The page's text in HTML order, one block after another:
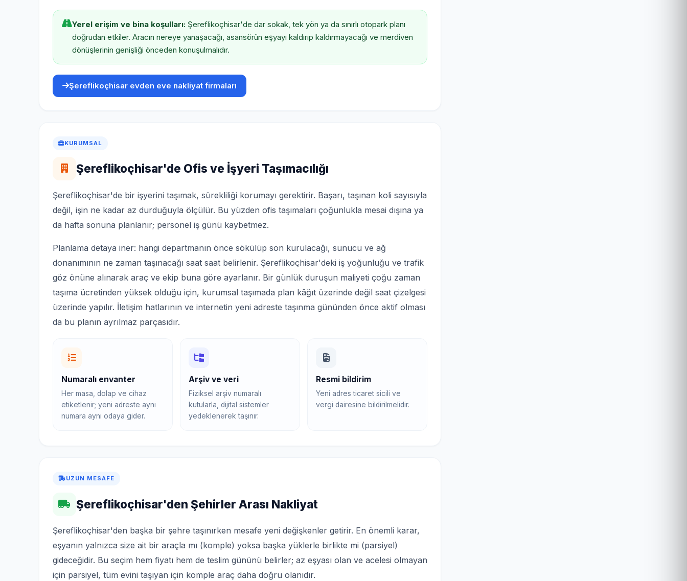
Yerel erişim ve bina koşulları: Şereflikoçhisar'de dar sokak, tek yön ya da sınırlı otopark planı
doğrudan etkiler. Aracın nereye yanaşacağı, asansörün eşyayı kaldırıp kaldırmayacağı ve merdiven
dönüşlerinin genişliği önceden konuşulmalıdır.
Şereflikoçhisar evden eve nakliyat firmaları
KURUMSAL
Şereflikoçhisar'de Ofis ve İşyeri Taşımacılığı
Şereflikoçhisar'de bir işyerini taşımak, sürekliliği korumayı gerektirir. Başarı, taşınan koli sayısıyla
değil, işin ne kadar az durduğuyla ölçülür. Bu yüzden ofis taşımaları çoğunlukla mesai dışına ya
da hafta sonuna planlanır; personel iş günü kaybetmez.
Planlama detaya iner: hangi departmanın önce sökülüp son kurulacağı, sunucu ve ağ
donanımının ne zaman taşınacağı saat saat belirlenir. Şereflikoçhisar'deki iş yoğunluğu ve trafik
göz önüne alınarak araç ve ekip buna göre ayarlanır. Bir günlük duruşun maliyeti çoğu zaman
taşıma ücretinden yüksek olduğu için, kurumsal taşımada plan kâğıt üzerinde değil saat çizelgesi
üzerinde yapılır. İletişim hatlarının ve internetin yeni adreste taşınma gününden önce aktif olması
da bu planın ayrılmaz parçasıdır.
Numaralı envanter
Her masa, dolap ve cihaz
etiketlenir; yeni adreste aynı
numara aynı odaya gider.
Arşiv ve veri
Fiziksel arşiv numaralı
kutularla, dijital sistemler
yedeklenerek taşınır.
Resmi bildirim
Yeni adres ticaret sicili ve
vergi dairesine bildirilmelidir.
UZUN MESAFE
Şereflikoçhisar'den Şehirler Arası Nakliyat
Şereflikoçhisar'den başka bir şehre taşınırken mesafe yeni değişkenler getirir. En önemli karar,
eşyanın yalnızca size ait bir araçla mı (komple) yoksa başka yüklerle birlikte mi (parsiyel)
gideceğidir. Bu seçim hem fiyatı hem de teslim gününü belirler; az eşyası olan ve acelesi olmayan
için parsiyel, tüm evini taşıyan için komple araç daha doğru olanıdır.